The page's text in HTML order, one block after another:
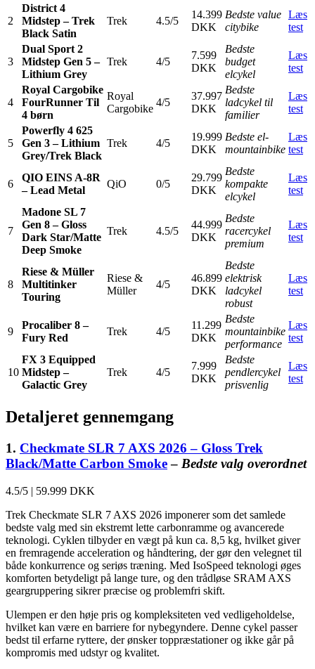
2
District 4
Midstep – Trek
Black Satin
Trek 4.5/5
14.399
DKK
Bedste value
citybike
Læs
test
3
Dual Sport 2
Midstep Gen 5 –
Lithium Grey
Trek 4/5
7.599
DKK
Bedste
budget
elcykel
Læs
test
4
Royal Cargobike
FourRunner Til
4 børn
Royal
Cargobike
4/5
37.997
DKK
Bedste
ladcykel til
familier
Læs
test
5
Powerfly 4 625
Gen 3 – Lithium
Grey/Trek Black
Trek 4/5
19.999
DKK
Bedste el-
mountainbike
Læs
test
6
QIO EINS A-8R
– Lead Metal
QiO 0/5
29.799
DKK
Bedste
kompakte
elcykel
Læs
test
7
Madone SL 7
Gen 8 – Gloss
Dark Star/Matte
Deep Smoke
Trek 4.5/5
44.999
DKK
Bedste
racercykel
premium
Læs
test
8
Riese & Müller
Multitinker
Touring
Riese &
Müller
4/5
46.899
DKK
Bedste
elektrisk
ladcykel
robust
Læs
test
9
Procaliber 8 –
Fury Red
Trek 4/5
11.299
DKK
Bedste
mountainbike
performance
Læs
test
10
FX 3 Equipped
Midstep –
Galactic Grey
Trek 4/5
7.999
DKK
Bedste
pendlercykel
prisvenlig
Læs
test
Detaljeret gennemgang
1. Checkmate SLR 7 AXS 2026 – Gloss Trek
Black/Matte Carbon Smoke– Bedste valg overordnet
4.5/5 | 59.999 DKK
Trek Checkmate SLR 7 AXS 2026 imponerer som det samlede
bedste valg med sin ekstremt lette carbonramme og avancerede
teknologi. Cyklen tilbyder en vægt på kun ca. 8,5 kg, hvilket giver
en fremragende acceleration og håndtering, der gør den velegnet til
både konkurrence og seriøs træning. Med IsoSpeed teknologi øges
komforten betydeligt på lange ture, og den trådløse SRAM AXS
geargruppering sikrer præcise og problemfri skift.
Ulempen er den høje pris og kompleksiteten ved vedligeholdelse,
hvilket kan være en barriere for nybegyndere. Denne cykel passer
bedst til erfarne ryttere, der ønsker toppræstationer og ikke går på
kompromis med udstyr og kvalitet.